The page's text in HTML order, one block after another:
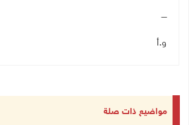
ــــ
و.أ
مواضيع ذات صلة